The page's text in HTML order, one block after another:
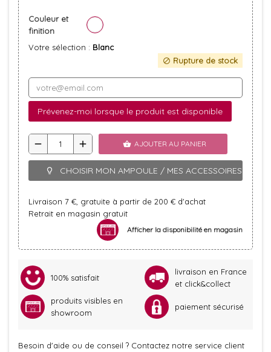
Couleur et
finition
Votre sélection : Blanc
block Rupture de stock
Prévenez-moi lorsque le produit est disponible
remove add shopping_basket AJOUTER AU PANIER
lightbulb_outline CHOISIR MON AMPOULE / MES ACCESSOIRES
Livraison 7 €, gratuite à partir de 200 € d'achat
Retrait en magasin gratuit
Afficher la disponibilité en magasin
100% satisfait
livraison en France
et click&collect
produits visibles en
showroom
paiement sécurisé
Besoin d'aide ou de conseil ? Contactez notre service client